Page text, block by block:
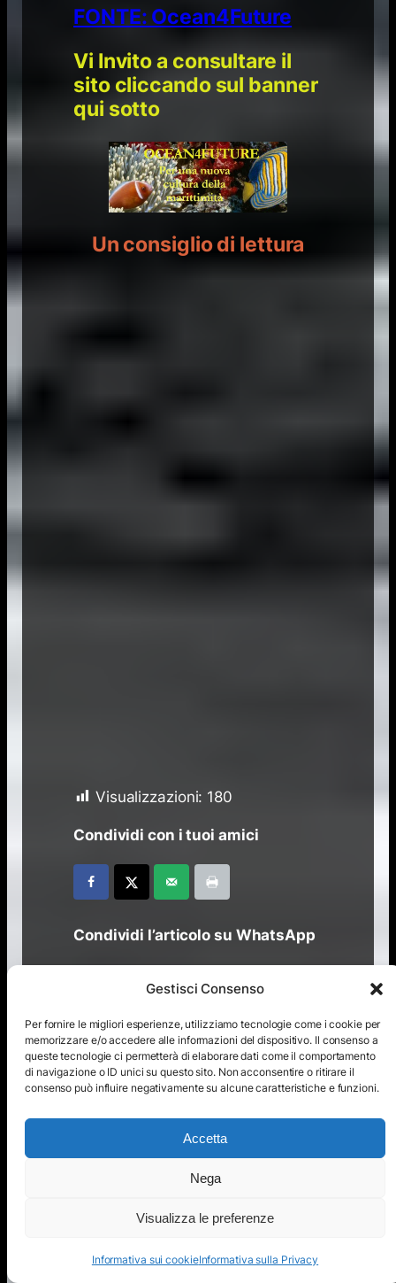
Gestisci Consenso
Per fornire le migliori esperienze, utilizziamo tecnologie come i cookie per
memorizzare e/o accedere alle informazioni del dispositivo. Il consenso a
queste tecnologie ci permetterà di elaborare dati come il comportamento
di navigazione o ID unici su questo sito. Non acconsentire o ritirare il
consenso può influire negativamente su alcune caratteristiche e funzioni.
Accetta
Nega
Visualizza le preferenze
Informativa sui cookieInformativa sulla Privacy
FONTE: Ocean4Future
Vi Invito a consultare il
sito cliccando sul banner
qui sotto
Un consiglio di lettura
Visualizzazioni: 180
Condividi con i tuoi amici
Condividi l’articolo su WhatsApp
Ultimi articoli